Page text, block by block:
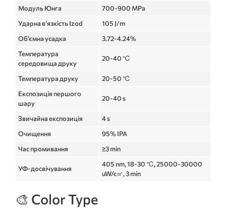
Модуль Юнга
700-900 MPa
Ударна в’язкість Izod
105 J/m
Об’ємна усадка
3.72-4.24%
Температура
середовища друку
20-40 ℃
Температура друку
20-50 ℃
Експозиція першого
шару
20-40 s
Звичайна експозиція
4 s
Очищення
95% IPA
Час промивання
≥3 min
УФ-досвічування
405 nm, 18-30 ℃, 25000-30000
uW/c㎡, 3 min
🎨 Color Type